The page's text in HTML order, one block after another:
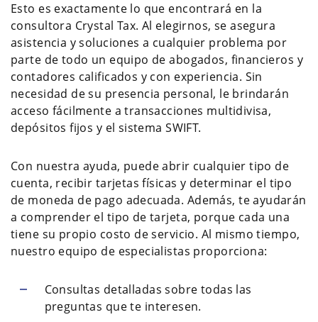
Esto es exactamente lo que encontrará en la
consultora Crystal Tax. Al elegirnos, se asegura
asistencia y soluciones a cualquier problema por
parte de todo un equipo de abogados, financieros y
contadores calificados y con experiencia. Sin
necesidad de su presencia personal, le brindarán
acceso fácilmente a transacciones multidivisa,
depósitos fijos y el sistema SWIFT.
Con nuestra ayuda, puede abrir cualquier tipo de
cuenta, recibir tarjetas físicas y determinar el tipo
de moneda de pago adecuada. Además, te ayudarán
a comprender el tipo de tarjeta, porque cada una
tiene su propio costo de servicio. Al mismo tiempo,
nuestro equipo de especialistas proporciona:
Consultas detalladas sobre todas las
preguntas que te interesen.